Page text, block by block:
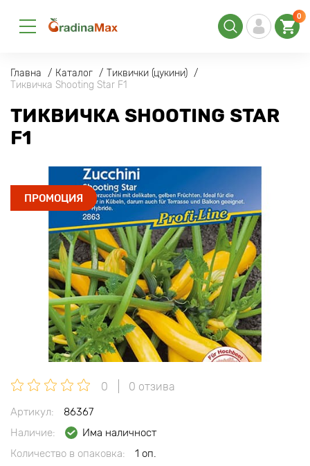
0
Главна Каталог
Тиквички (цукини)
Тиквичка Shooting Star F1
ТИКВИЧКА SHOOTING STAR
F1
ПРОМОЦИЯ
0 0 отзива
Артикул:
86367
Наличие:
Има наличност
Количество в опаковка:
1 оп.